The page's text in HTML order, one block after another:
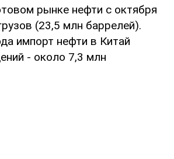
рынке нефти с октября
(23,5 млн баррелей).
импорт нефти в Китай
- около 7,3 млн